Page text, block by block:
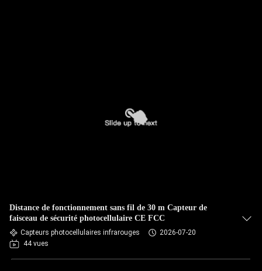
Distance de fonctionnement sans fil de 30 m Capteur de
faisceau de sécurité photocellulaire CE FCC
Capteurs photocellulaires infrarouges
2026-07-20
44 vues